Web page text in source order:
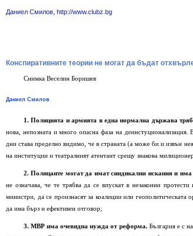
Даниел Смилов, http://www.clubz.bg
Конспиративните теории не могат да бъдат
Снимка Веселин Боришев
Даниел Смилов
1. Полицията и армията в една нормална държава
нова, непозната и много опасна фаза на
дни става пределно видимо, че в страната (а може би и извън
на институции и театралният атентант срещу знакова
2. Полицаите могат да имат синдикални искания и има
не означава, че те трябва да се впускат в незаконни
министри, да се произнасят за коалиции или геополитическата
да има бърз и ефективен отговор;
3. МВР има очевидна нужда от реформа.България е с